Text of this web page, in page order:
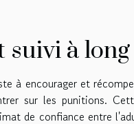
à
à encourager et
sur les punitions.
de confiance entre